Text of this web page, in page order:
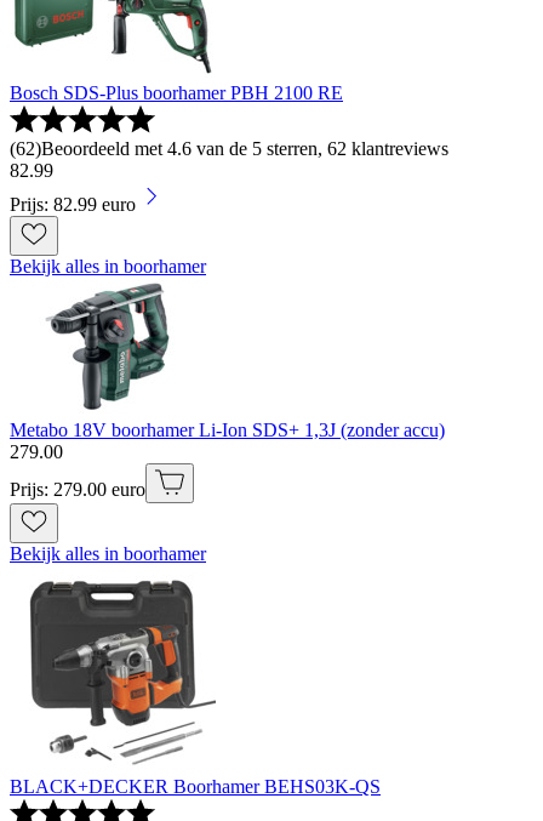
Bosch SDS-Plus boorhamer PBH 2100 RE
(62)Beoordeeld met 4.6 van de 5 sterren, 62 klantreviews
82.99
Prijs: 82.99 euro
Bekijk alles in boorhamer
Metabo 18V boorhamer Li-Ion SDS+ 1,3J (zonder accu)
279.00
Prijs: 279.00 euro
Bekijk alles in boorhamer
BLACK+DECKER Boorhamer BEHS03K-QS